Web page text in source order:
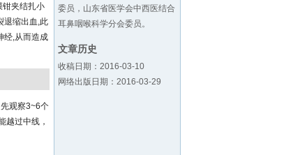
委员，山东省医学会中西医结合
耳鼻咽喉科学分会委员。
文章历史
收稿日期：2016-03-10
网络出版日期：2016-03-29
钳夹结扎小
退缩出血,此
经,从而造成
观察3~6个
越过中线，